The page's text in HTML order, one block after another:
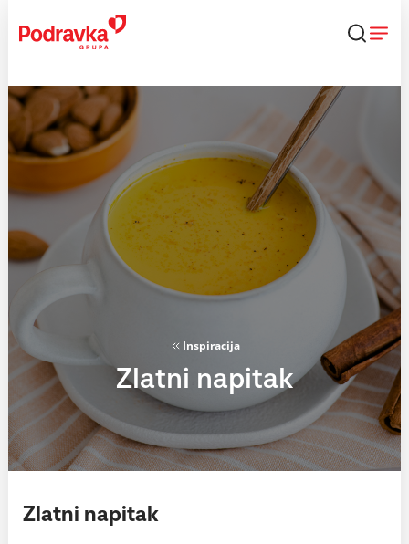
content
Inspiracija
Zlatni napitak
Zlatni napitak